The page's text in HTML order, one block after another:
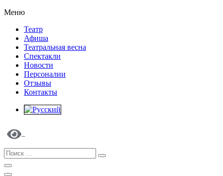
Меню
Театр
Афиша
Театральная весна
Спектакли
Новости
Персоналии
Отзывы
Контакты